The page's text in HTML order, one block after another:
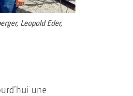
Leopold Eder,
une